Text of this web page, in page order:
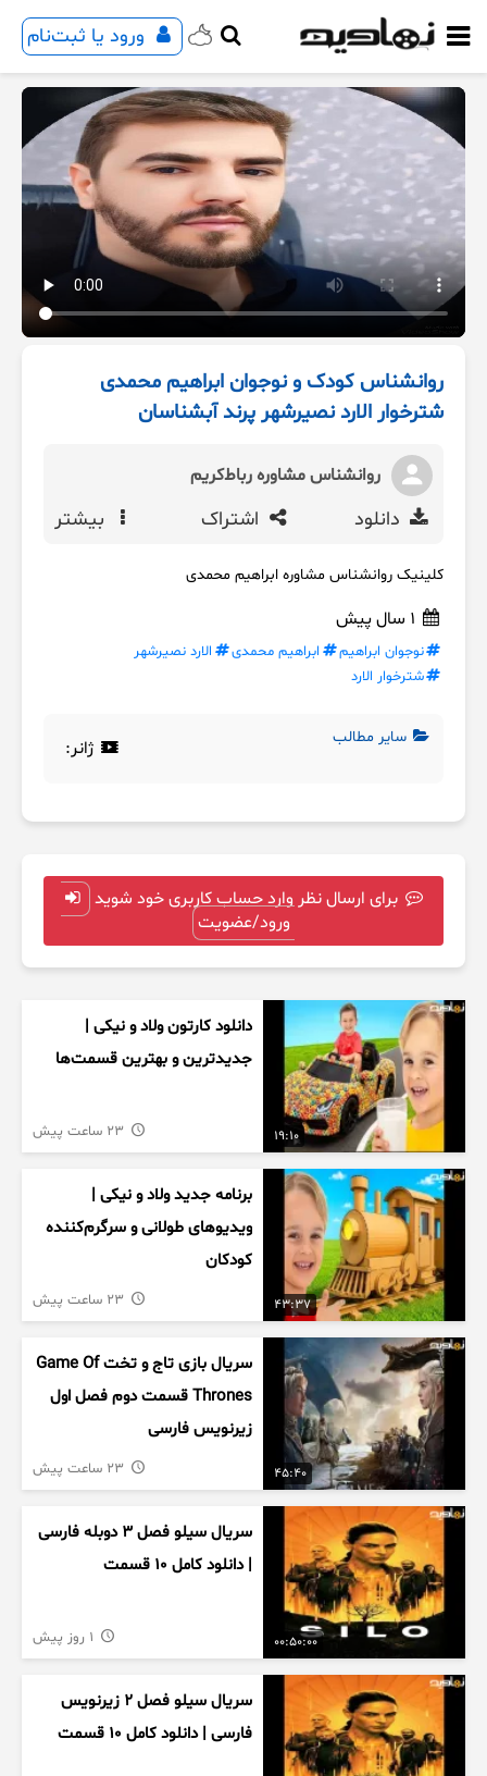
ورود یا ثبت‌نام
روانشناس کودک و نوجوان ابراهیم محمدی
شترخوار الارد نصیرشهر پرند آبشناسان
روانشناس مشاوره رباط‌کریم
دانلود اشتراک بیشتر
کلینیک روانشناس مشاوره ابراهیم محمدی
نوجوان ابراهیم ابراهیم محمدی
الارد نصیرشهر
شترخوار الارد
سایر مطالب ژانر:
برای ارسال نظر وارد حساب کاربری خود شوید
ورود/عضویت
19:10
دانلود کارتون ولاد و نیکی |
جدیدترین و بهترین قسمت‌ها
43:37
برنامه جدید ولاد و نیکی |
ویدیوهای طولانی و سرگرم‌کننده
کودکان
45:40
سریال بازی تاج و تخت Game Of
Thrones قسمت دوم فصل اول
زیرنویس فارسی
00:50:00
سریال سیلو فصل ۳ دوبله فارسی
| دانلود کامل ۱۰ قسمت
سریال سیلو فصل ۲ زیرنویس
فارسی | دانلود کامل ۱۰ قسمت